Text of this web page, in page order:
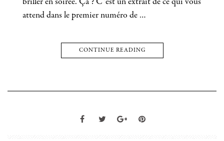
briller en soirée. Ça ? C’est un extrait de ce qui vous
attend dans le premier numéro de …
CONTINUE READING